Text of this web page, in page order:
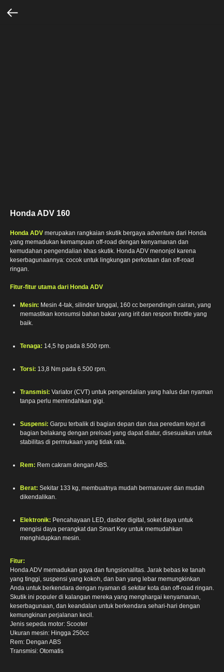
Honda ADV 160
Honda ADV merupakan rangkaian skutik bergaya adventure dari Honda
yang memadukan kemampuan off-road dengan kenyamanan dan
kemudahan pengendalian khas skutik. Honda ADV menonjol karena
keserbagunaannya: cocok untuk lingkungan perkotaan dan off-road
ringan.
Fitur-fitur utama dari Honda ADV
Mesin: Mesin 4-tak, silinder tunggal, 160 cc berpendingin cairan, yang
memastikan konsumsi bahan bakar yang irit dan respon throttle yang
baik.
Tenaga: 14,5 hp pada 8.500 rpm.
Torsi: 13,8 Nm pada 6.500 rpm.
Transmisi: Variator (CVT) untuk pengendalian yang halus dan nyaman
tanpa perlu memindahkan gigi.
Suspensi: Garpu terbalik di bagian depan dan dua peredam kejut di
bagian belakang dengan preload yang dapat diatur, disesuaikan untuk
stabilitas di permukaan yang tidak rata.
Rem: Rem cakram dengan ABS.
Berat: Sekitar 133 kg, membuatnya mudah bermanuver dan mudah
dikendalikan.
Elektronik: Pencahayaan LED, dasbor digital, soket daya untuk
mengisi daya perangkat dan Smart Key untuk memudahkan
menghidupkan mesin.
Fitur:
Honda ADV memadukan gaya dan fungsionalitas. Jarak bebas ke tanah
yang tinggi, suspensi yang kokoh, dan ban yang lebar memungkinkan
Anda untuk berkendara dengan nyaman di sekitar kota dan off-road ringan.
Skutik ini populer di kalangan mereka yang menghargai kenyamanan,
keserbagunaan, dan keandalan untuk berkendara sehari-hari dengan
kemungkinan perjalanan kecil.
Jenis sepeda motor: Scooter
Ukuran mesin: Hingga 250cc
Rem: Dengan ABS
Transmisi: Otomatis